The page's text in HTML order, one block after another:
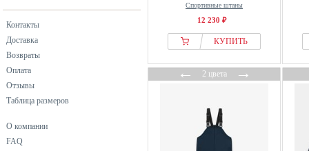
Контакты
Доставка
Возвраты
Оплата
Отзывы
Таблица размеров
О компании
FAQ
Спортивные штаны
12 230 ₽
КУПИТЬ
←2 цвета→